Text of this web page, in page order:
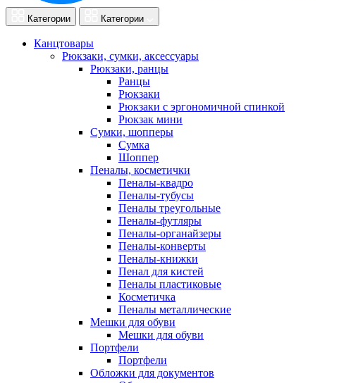
Категории Категории
Канцтовары
Рюкзаки, сумки, аксессуары
Рюкзаки, ранцы
Ранцы
Рюкзаки
Рюкзаки с эргономичной спинкой
Рюкзак мини
Сумки, шопперы
Сумка
Шоппер
Пеналы, косметички
Пеналы-квадро
Пеналы-тубусы
Пеналы треугольные
Пеналы-футляры
Пеналы-органайзеры
Пеналы-конверты
Пеналы-книжки
Пенал для кистей
Пеналы пластиковые
Косметичка
Пеналы металлические
Мешки для обуви
Мешки для обуви
Портфели
Портфели
Обложки для документов